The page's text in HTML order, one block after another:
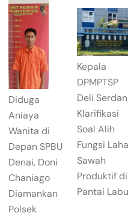
Diduga
Aniaya
Wanita di
Depan SPBU
Denai, Doni
Chaniago
Diamankan
Polsek
Kepala
DPMPTSP
Deli
Klarifikasi
Soal Alih
Fungsi
Sawah
Produktif di
Pantai Labu